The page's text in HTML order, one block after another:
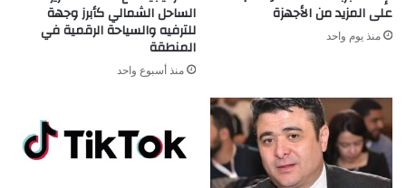
على المزيد من الأجهزة
منذ يوم واحد
الساحل الشمالي كأبرز وجهة
للترفيه والسياحة الرقمية في
المنطقة
منذ أسبوع واحد